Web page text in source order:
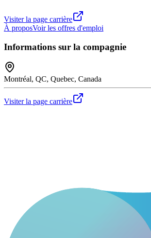
Visiter la page carrière
À proposVoir les offres d'emploi
Informations sur la compagnie
Montréal, QC, Quebec, Canada
Visiter la page carrière